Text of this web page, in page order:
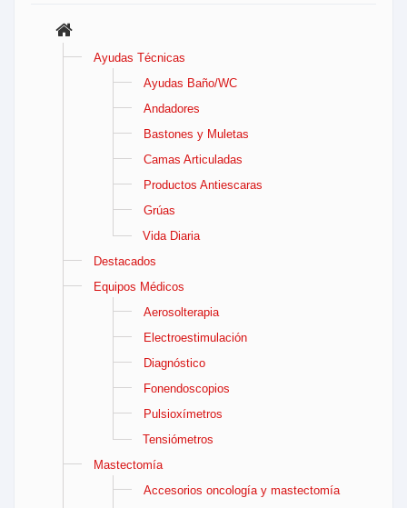
Ayudas Técnicas
Ayudas Baño/WC
Andadores
Bastones y Muletas
Camas Articuladas
Productos Antiescaras
Grúas
Vida Diaria
Destacados
Equipos Médicos
Aerosolterapia
Electroestimulación
Diagnóstico
Fonendoscopios
Pulsioxímetros
Tensiómetros
Mastectomía
Accesorios oncología y mastectomía